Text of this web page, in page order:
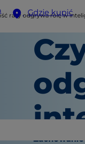
Gdzie kupić
rasy odgrywa rolę w